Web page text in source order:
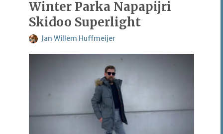
Winter Parka Napapijri
Skidoo Superlight
Jan Willem Huffmeijer